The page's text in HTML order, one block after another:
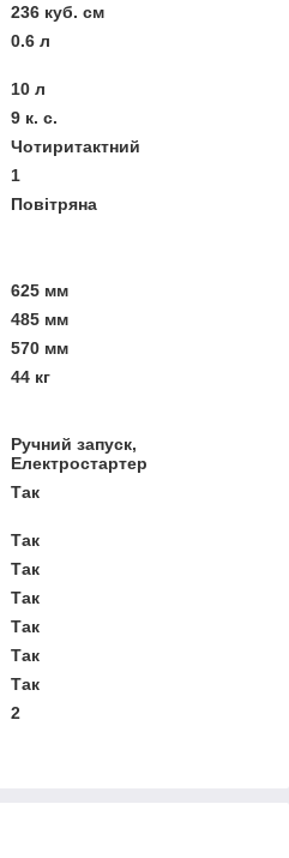
236 куб. см
0.6 л
10 л
9 к. с.
Чотиритактний
1
Повітряна
625 мм
485 мм
570 мм
44 кг
Ручний запуск,
Електростартер
Так
Так
Так
Так
Так
Так
Так
2